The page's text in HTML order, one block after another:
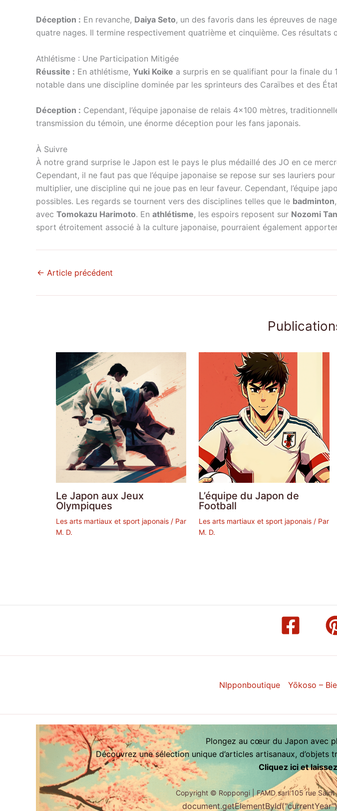
Déception : En revanche, Daiya Seto, un des favoris dans les épreuves de
quatre nages. Il termine respectivement quatrième et cinquième. Ces résultats
Athlétisme : Une Participation Mitigée
Réussite : En athlétisme, Yuki Koike a surpris en se qualifiant pour la finale du
notable dans une discipline dominée par les sprinteurs des Caraïbes et des
Déception : Cependant, l’équipe japonaise de relais 4×100 mètres,
transmission du témoin, une énorme déception pour les fans japonais.
À Suivre
À notre grand surprise le Japon est le pays le plus médaillé des JO en ce
Cependant, il ne faut pas que l’équipe japonaise se repose sur ses lauriers
multiplier, une discipline qui ne joue pas en leur faveur. Cependant, l’équipe
possibles. Les regards se tournent vers des disciplines telles que le badminton
avec Tomokazu Harimoto. En athlétisme, les espoirs reposent sur Nozomi
sport étroitement associé à la culture japonaise, pourraient également
← Article précédent
Le Japon aux Jeux
Olympiques
Les arts martiaux et sport japonais / Par
M. D.
L’équipe du Japon de
Football
Les arts martiaux et sport japonais / Par
M. D.
NIpponboutique Yōkoso –
Plongez au cœur du Japon avec
Découvrez une sélection unique d’articles artisanaux,
Cliquez ici et
Copyright © Roppongi | FAMD sarl 105 rue